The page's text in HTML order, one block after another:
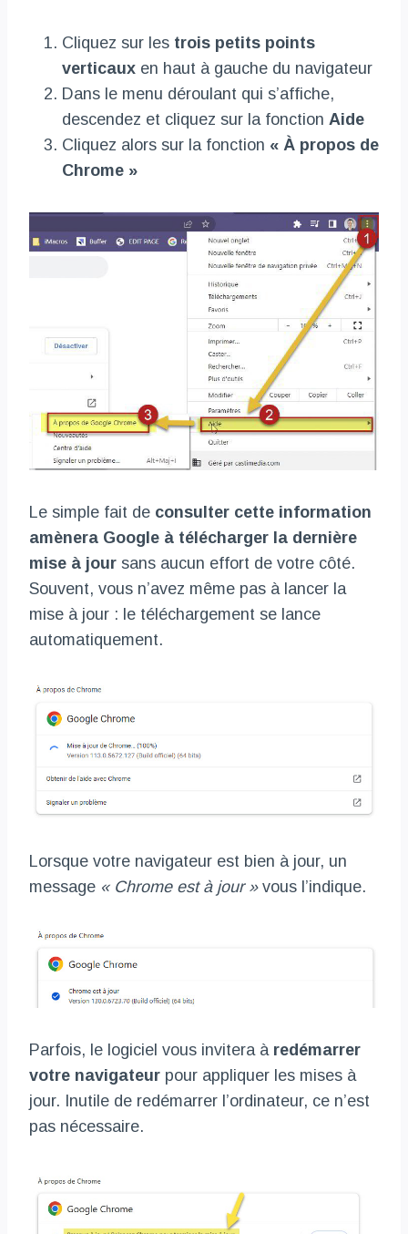
Cliquez sur les trois petits points
verticaux en haut à gauche du navigateur
Dans le menu déroulant qui s’affiche,
descendez et cliquez sur la fonction Aide
Cliquez alors sur la fonction « À propos de
Chrome »
Le simple fait de consulter cette information
amènera Google à télécharger la dernière
mise à jour sans aucun effort de votre côté.
Souvent, vous n’avez même pas à lancer la
mise à jour : le téléchargement se lance
automatiquement.
Lorsque votre navigateur est bien à jour, un
message « Chrome est à jour »vous l’indique.
Parfois, le logiciel vous invitera à redémarrer
votre navigateur pour appliquer les mises à
jour. Inutile de redémarrer l’ordinateur, ce n’est
pas nécessaire.